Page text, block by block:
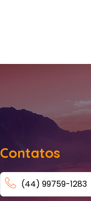
Contatos
(44) 99759-1283